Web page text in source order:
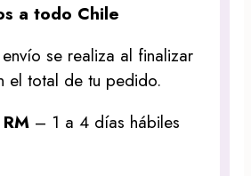
a todo Chile
se realiza al finalizar
el total de tu pedido.
– 1 a 4 días hábiles